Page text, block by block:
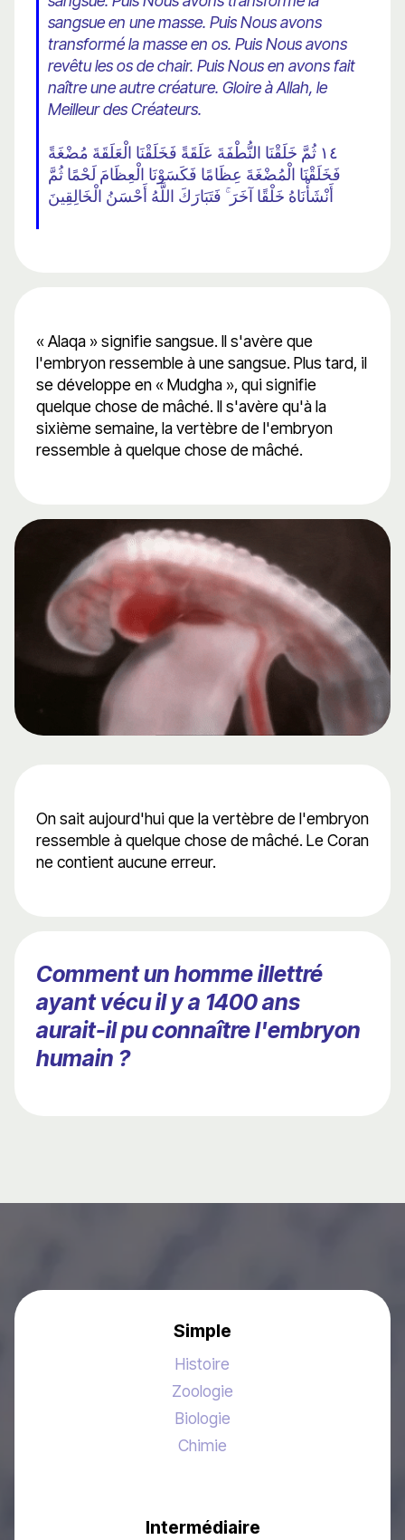
sangsue en une masse. Puis Nous avons
transformé la masse en os. Puis Nous avons
revêtu les os de chair. Puis Nous en avons fait
naître une autre créature. Gloire à Allah, le
Meilleur des Créateurs.
١٤ ثُمَّ خَلَقْنَا النُّطْفَةَ عَلَقَةً فَخَلَقْنَا الْعَلَقَةَ مُضْغَةً
فَخَلَقْنَا الْمُضْغَةَ عِظَامًا فَكَسَوْنَا الْعِظَامَ لَحْمًا ثُمَّ
أَنْشَأْنَاهُ خَلْقًا آخَرَ ۚ فَتَبَارَكَ اللَّهُ أَحْسَنُ الْخَالِقِينَ
« Alaqa » signifie sangsue. Il s'avère que
l'embryon ressemble à une sangsue. Plus tard, il
se développe en « Mudgha », qui signifie
quelque chose de mâché. Il s'avère qu'à la
sixième semaine, la vertèbre de l'embryon
ressemble à quelque chose de mâché.
On sait aujourd'hui que la vertèbre de l'embryon
ressemble à quelque chose de mâché. Le Coran
ne contient aucune erreur.
Comment un homme illettré
ayant vécu il y a 1400 ans
aurait-il pu connaître l'embryon
humain ?
Simple
Histoire
Zoologie
Biologie
Chimie
Intermédiaire